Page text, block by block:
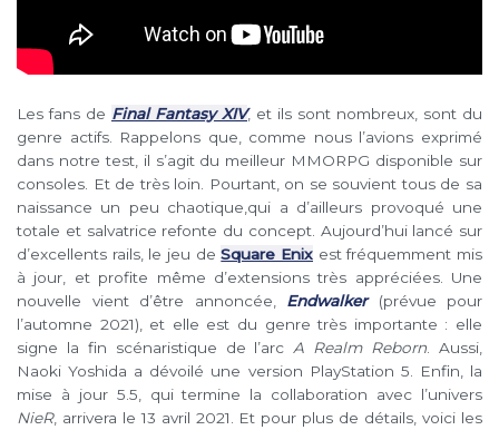
Les fans de Final Fantasy XIV, et ils sont nombreux, sont du
genre actifs. Rappelons que, comme nous l’avions exprimé
dans notre test, il s’agit du meilleur MMORPG disponible sur
consoles. Et de très loin. Pourtant, on se souvient tous de sa
naissance un peu chaotique,qui a d’ailleurs provoqué une
totale et salvatrice refonte du concept. Aujourd’hui lancé sur
d’excellents rails, le jeu deSquare Enix est fréquemment mis
à jour, et profite même d’extensions très appréciées. Une
nouvelle vient d’être annoncée, Endwalker(prévue pour
l’automne 2021), et elle est du genre très importante : elle
signe la fin scénaristique de l’arcA Realm Reborn. Aussi,
Naoki Yoshida a dévoilé une version PlayStation 5. Enfin, la
mise à jour 5.5, qui termine la collaboration avec l’univers
NieR, arrivera le 13 avril 2021. Et pour plus de détails, voici les